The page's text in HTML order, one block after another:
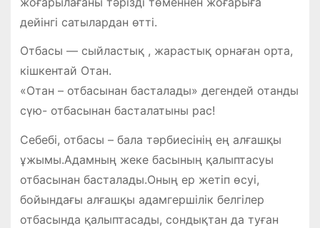
дейінгі сатылардан өтті.
Отбасы — сыйластық , жарастық орнаған орта,
кішкентай Отан.
«Отан – отбасынан басталады» дегендей отанды
сүю- отбасынан басталатыны рас!
Себебі, отбасы – бала тәрбиесінің ең алғашқы
ұжымы.Адамның жеке басының қалыптасуы
отбасынан басталады.Оның ер жетіп өсуі,
бойындағы алғашқы адамгершілік белгілер
отбасында қалыптасады, сондықтан да туған